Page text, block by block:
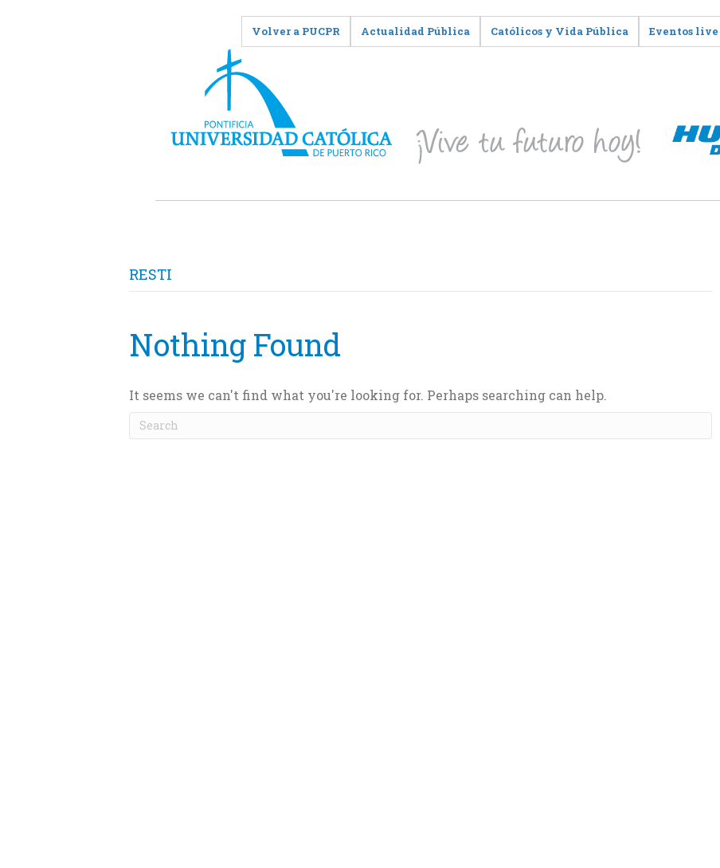
Volver a PUCPR Actualidad Pública Católicos y Vida Pública Eventos live
RESTI
Nothing Found
It seems we can't find what you're looking for. Perhaps searching can help.